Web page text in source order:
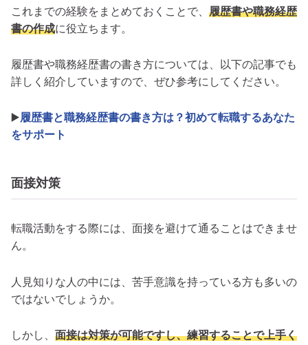
これまでの経験をまとめておくことで、 履歴書や職務経歴
書の作成に役立ちます。
履歴書や職務経歴書の書き方については、以下の記事でも
詳しく紹介していますので、ぜひ参考にしてください。
▶️履歴書と職務経歴書の書き方は？初めて転職するあなた
をサポート
面接対策
転職活動をする際には、面接を避けて通ることはできませ
ん。
人見知りな人の中には、苦手意識を持っている方も多いの
ではないでしょうか。
しかし、 面接は対策が可能ですし、練習することで上手く